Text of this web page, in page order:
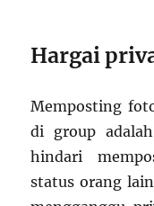
Hargai
Memposting
di group
hindari
status orang